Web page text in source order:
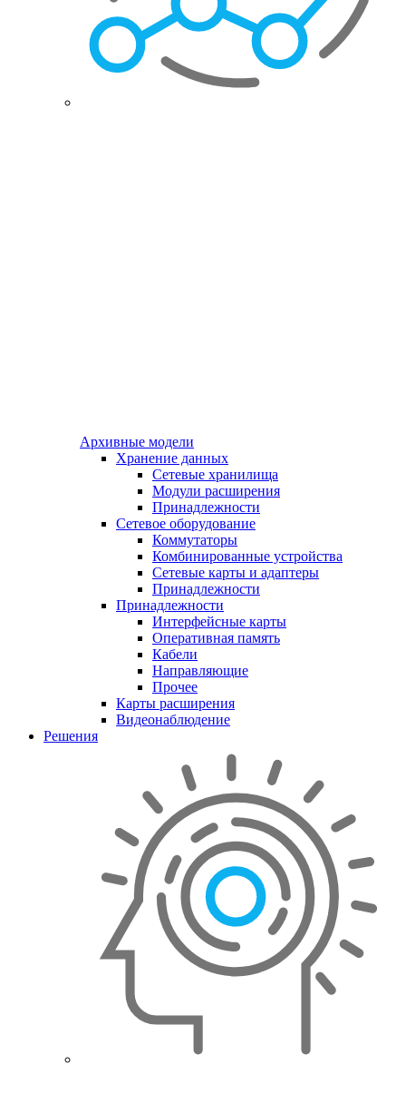
Архивные модели
Хранение данных
Сетевые хранилища
Модули расширения
Принадлежности
Сетевое оборудование
Коммутаторы
Комбинированные устройства
Сетевые карты и адаптеры
Принадлежности
Принадлежности
Интерфейсные карты
Оперативная память
Кабели
Направляющие
Прочее
Карты расширения
Видеонаблюдение
Решения